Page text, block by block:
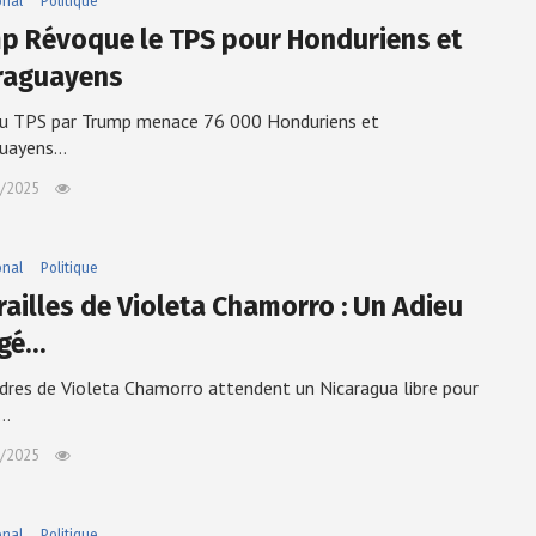
Révoque le TPS pour Honduriens et
TPS par Trump menace 76 000 Honduriens et
Politique
de Violeta Chamorro : Un Adieu
de Violeta Chamorro attendent un Nicaragua libre pour